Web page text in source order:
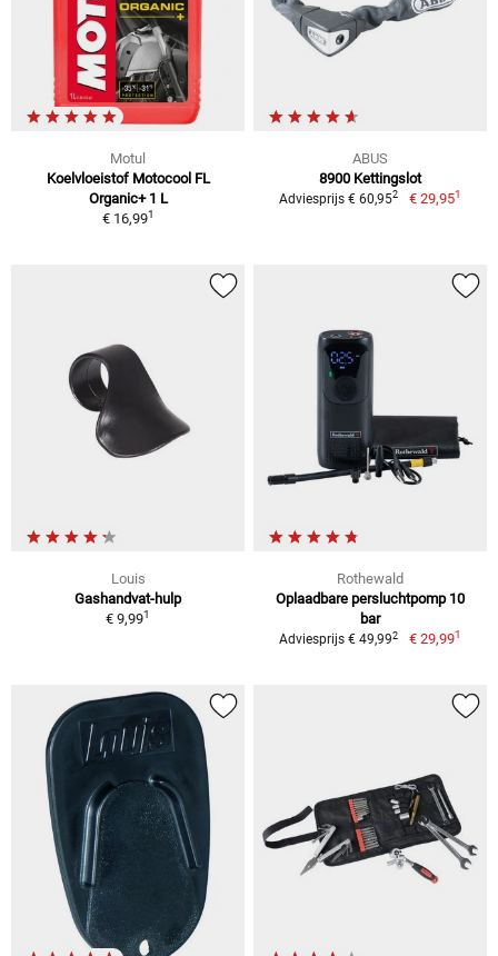
Motul
Koelvloeistof Motocool FL
Organic+ 1 L
€ 16,991
ABUS
8900 Kettingslot
Adviesprijs € 60,952 € 29,951
Louis
Gashandvat-hulp
€ 9,991
Rothewald
Oplaadbare persluchtpomp 10
bar
Adviesprijs € 49,992 € 29,991